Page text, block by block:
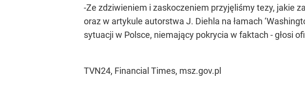
-Ze zdziwieniem i zaskoczeniem przyjęliśmy tezy, jakie
oraz w artykule autorstwa J. Diehla na łamach
sytuacji w Polsce, niemający pokrycia w faktach - głosi
TVN24, Financial Times, msz.gov.pl